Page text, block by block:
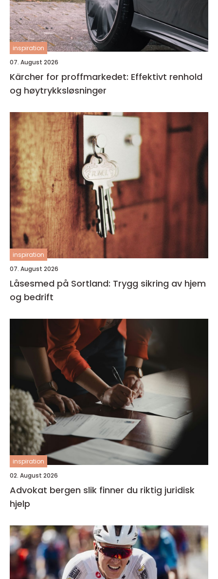
inspiration
07. August 2026
Kärcher for proffmarkedet: Effektivt renhold
og høytrykksløsninger
inspiration
07. August 2026
Låsesmed på Sortland: Trygg sikring av hjem
og bedrift
inspiration
02. August 2026
Advokat bergen slik finner du riktig juridisk
hjelp